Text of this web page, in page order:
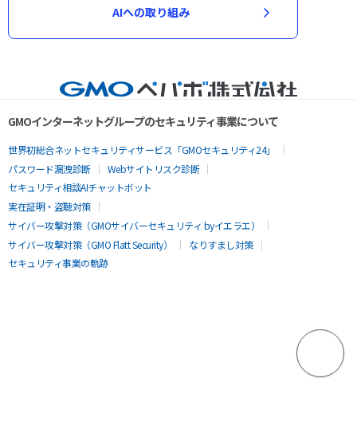
AIへの取り組み
GMOインターネットグループのセキュリティ事業について
世界初総合ネットセキュリティサービス「GMOセキュリティ24」
パスワード漏洩診断
Webサイトリスク診断
セキュリティ相談AIチャットボット
実在証明・盗聴対策
サイバー攻撃対策（GMOサイバーセキュリティ byイエラエ）
サイバー攻撃対策（GMO Flatt Security）
なりすまし対策
セキュリティ事業の軌跡